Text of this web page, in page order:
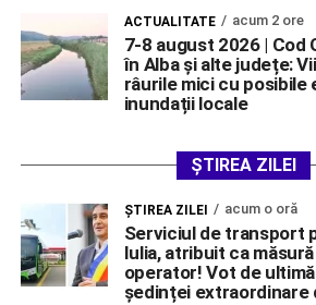
ACTUALITATE acum 2 ore
7-8 august 2026 | Cod
în Alba și alte județe:
râurile mici cu posibile
inundații locale
ȘTIREA ZILEI
ŞTIREA ZILEI acum o oră
Serviciul de transport
Iulia, atribuit ca
operator! Vot de
ședinței extraordinare